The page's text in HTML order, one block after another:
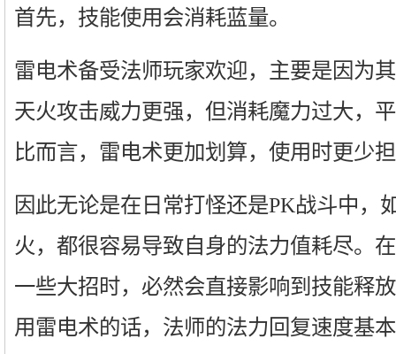
首先，技能使用会消耗蓝量。
雷电术备受法师玩家欢迎，主要是因为
天火攻击威力更强，但消耗魔力过大，
比而言，雷电术更加划算，使用时更少
因此无论是在日常打怪还是PK战斗中，
火，都很容易导致自身的法力值耗尽。
一些大招时，必然会直接影响到技能释
用雷电术的话，法师的法力回复速度基